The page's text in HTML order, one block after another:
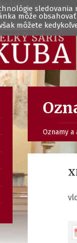
Šariš
Oznamy
môže
môžete